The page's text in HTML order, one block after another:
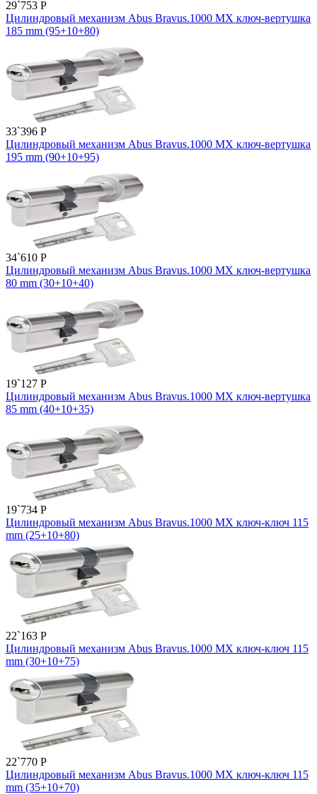
29`753 P
Цилиндровый механизм Abus Bravus.1000 MX ключ-вертушка
185 mm (95+10+80)
33`396 P
Цилиндровый механизм Abus Bravus.1000 MX ключ-вертушка
195 mm (90+10+95)
34`610 P
Цилиндровый механизм Abus Bravus.1000 MX ключ-вертушка
80 mm (30+10+40)
19`127 P
Цилиндровый механизм Abus Bravus.1000 MX ключ-вертушка
85 mm (40+10+35)
19`734 P
Цилиндровый механизм Abus Bravus.1000 MX ключ-ключ 115
mm (25+10+80)
22`163 P
Цилиндровый механизм Abus Bravus.1000 MX ключ-ключ 115
mm (30+10+75)
22`770 P
Цилиндровый механизм Abus Bravus.1000 MX ключ-ключ 115
mm (35+10+70)